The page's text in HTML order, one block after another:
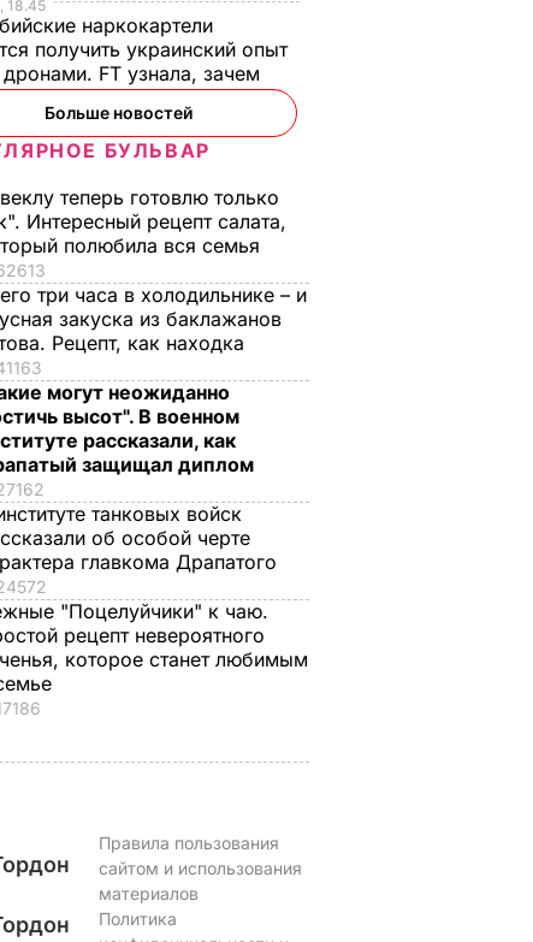
III на
45-
Галета с
помидорами
получается – как в
ресторане. Рецепт
понравится всей
семье
6 августа, 15.45БУЛЬВАР
18.45
наркокартели
получить украинский опыт
FT узнала, зачем
Больше новостей
БУЛЬВАР
теперь готовлю только
Интересный рецепт салата,
полюбила вся семья
три часа в холодильнике – и
закуска из баклажанов
Рецепт, как находка
могут неожиданно
высот". В военном
рассказали, как
защищал диплом
танковых войск
об особой черте
главкома Драпатого
"Поцелуйчики" к чаю.
рецепт невероятного
которое станет любимым
Правила пользования
сайтом и использования
материалов
Политика